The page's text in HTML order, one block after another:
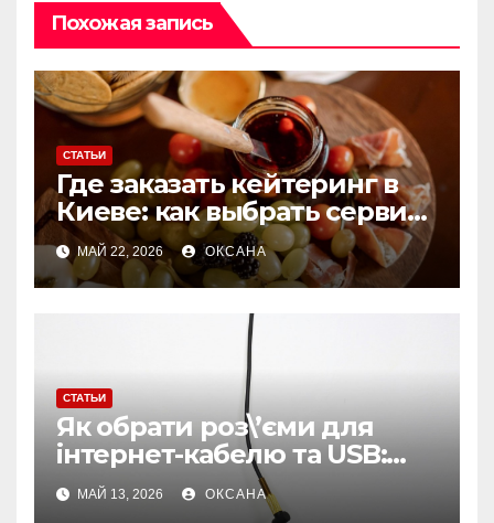
Похожая запись
СТАТЬИ
Где заказать кейтеринг в
Киеве: как выбрать сервис
для мероприятий любого
формата
МАЙ 22, 2026 ОКСАНА
СТАТЬИ
Як обрати роз\’єми для
інтернет-кабелю та USB:
поради для стабільного
з\’єднання
МАЙ 13, 2026 ОКСАНА